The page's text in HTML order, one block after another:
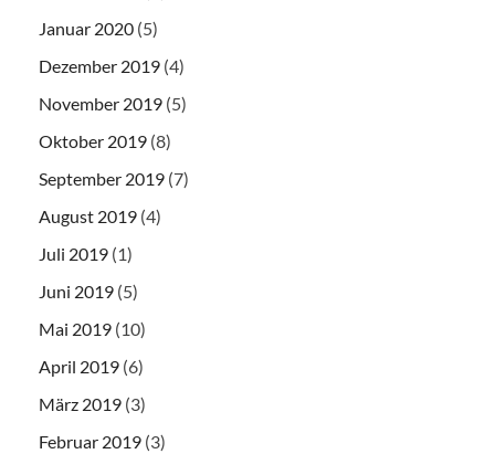
Januar 2020 (5)
Dezember 2019 (4)
November 2019 (5)
Oktober 2019 (8)
September 2019 (7)
August 2019 (4)
Juli 2019 (1)
Juni 2019 (5)
Mai 2019 (10)
April 2019 (6)
März 2019 (3)
Februar 2019 (3)